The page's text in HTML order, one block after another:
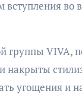
во
VIVA,
накрыты
угощения и